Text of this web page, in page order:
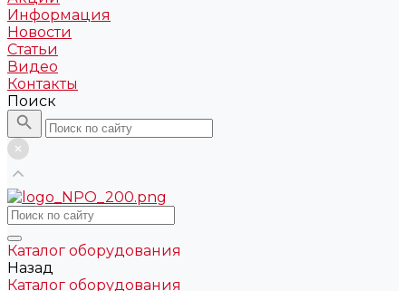
Информация
Новости
Статьи
Видео
Контакты
Поиск
Каталог оборудования
Назад
Каталог оборудования